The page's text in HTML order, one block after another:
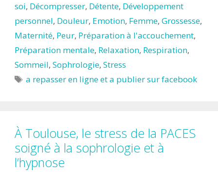
soi, Décompresser, Détente, Développement
personnel, Douleur, Emotion, Femme, Grossesse,
Maternité, Peur, Préparation à l'accouchement,
Préparation mentale, Relaxation, Respiration,
Sommeil, Sophrologie, Stress
Étiquettes
a repasser en ligne et a publier sur facebook
À Toulouse, le stress de la PACES
soigné à la sophrologie et à
l’hypnose